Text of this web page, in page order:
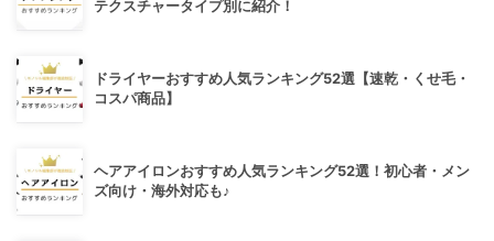
テクスチャータイプ別に紹介！
ドライヤーおすすめ人気ランキング52選【速乾・くせ毛・
コスパ商品】
ヘアアイロンおすすめ人気ランキング52選！初心者・メン
ズ向け・海外対応も♪